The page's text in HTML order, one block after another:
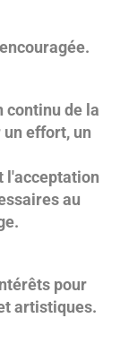
continu de la
effort, un
l'acceptation
au
pour
artistiques.